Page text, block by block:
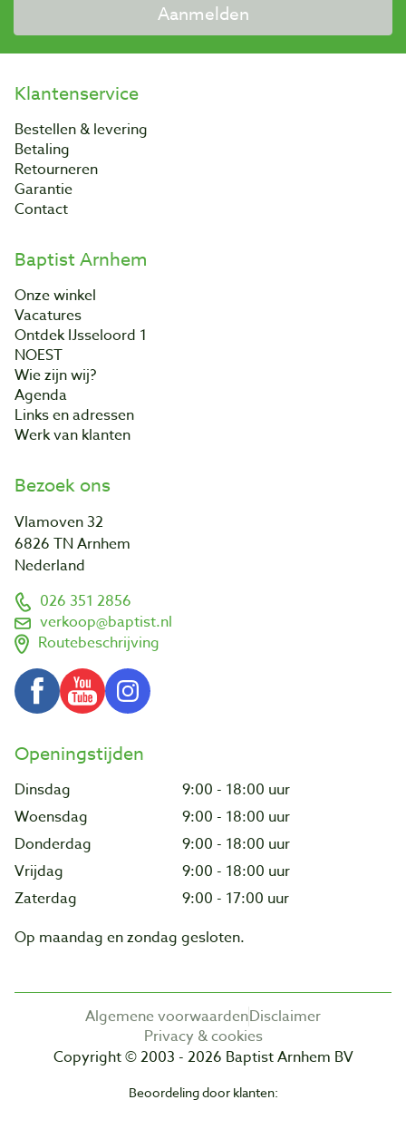
Aanmelden
Klantenservice
Bestellen & levering
Betaling
Retourneren
Garantie
Contact
Baptist Arnhem
Onze winkel
Vacatures
Ontdek IJsseloord 1
NOEST
Wie zijn wij?
Agenda
Links en adressen
Werk van klanten
Bezoek ons
Vlamoven 32
6826 TN Arnhem
Nederland
026 351 2856
verkoop@baptist.nl
Routebeschrijving
Openingstijden
Dinsdag
9:00 - 18:00 uur
Woensdag
9:00 - 18:00 uur
Donderdag
9:00 - 18:00 uur
Vrijdag
9:00 - 18:00 uur
Zaterdag
9:00 - 17:00 uur
Op maandag en zondag gesloten.
Algemene voorwaardenDisclaimer
Privacy & cookies
Copyright © 2003 - 2026 Baptist Arnhem BV
Beoordeling door klanten: